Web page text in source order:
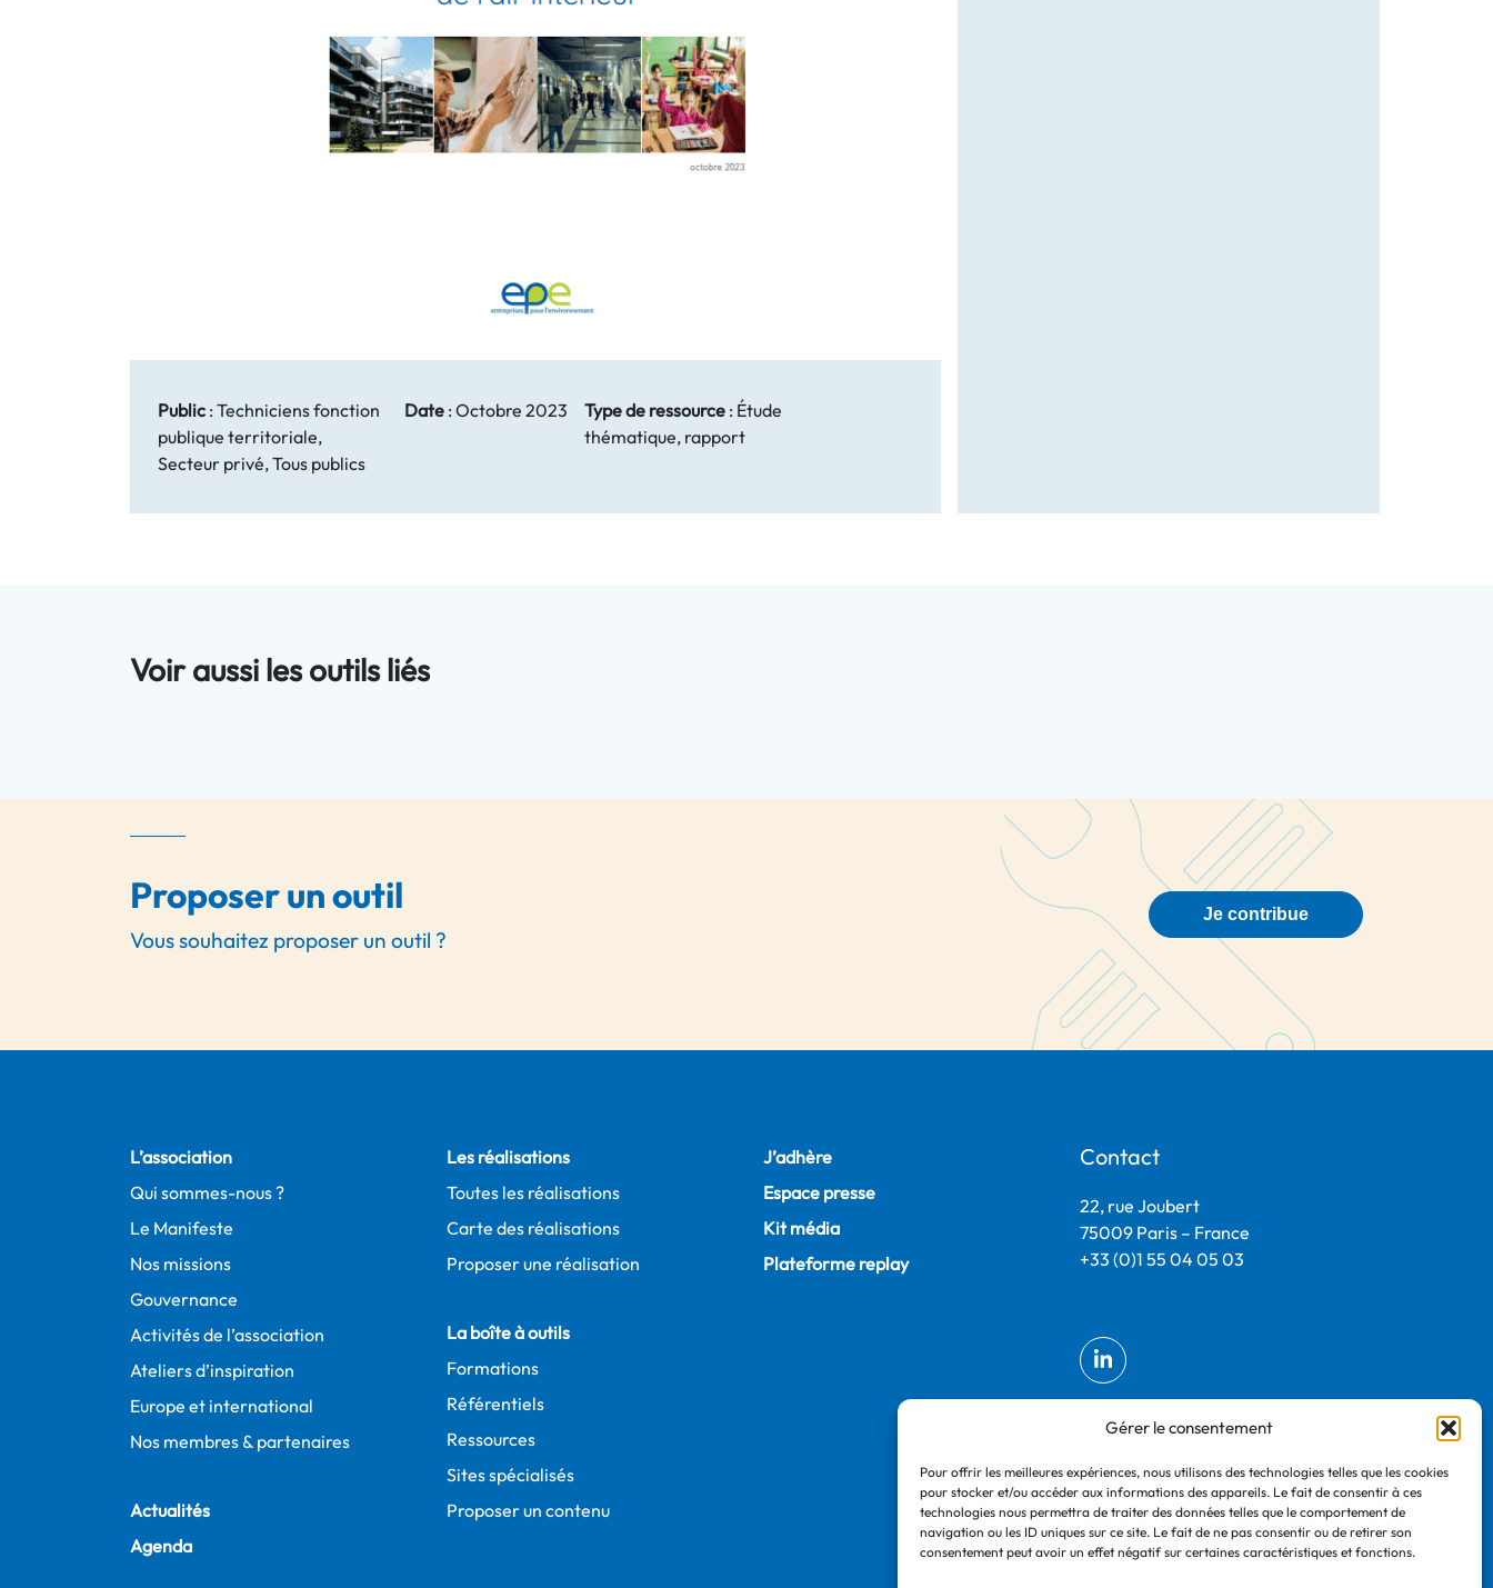
Gérer le consentement
Pour offrir les meilleures expériences, nous utilisons des technologies telles que les cookies
pour stocker et/ou accéder aux informations des appareils. Le fait de consentir à ces
technologies nous permettra de traiter des données telles que le comportement de
navigation ou les ID uniques sur ce site. Le fait de ne pas consentir ou de retirer son
consentement peut avoir un effet négatif sur certaines caractéristiques et fonctions.
Public : Techniciens fonction
publique territoriale,
Secteur privé, Tous publics
Date: Octobre 2023 Type de ressource: Étude
thématique, rapport
Voir aussi les outils liés
Proposer un outil
Vous souhaitez proposer un outil ?
Je contribue
L’association
Qui sommes-nous ?
Le Manifeste
Nos missions
Gouvernance
Activités de l’association
Ateliers d’inspiration
Europe et international
Nos membres & partenaires
Actualités
Agenda
Les réalisations
Toutes les réalisations
Carte des réalisations
Proposer une réalisation
La boîte à outils
Formations
Référentiels
Ressources
Sites spécialisés
Proposer un contenu
J’adhère
Espace presse
Kit média
Plateforme replay
Contact
22, rue Joubert
75009 Paris – France
+33 (0)1 55 04 05 03